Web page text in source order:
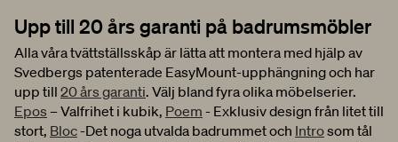
Upp till 20 års garanti på badrumsmöbler
Alla våra tvättställsskåp är lätta att montera med hjälp av
Svedbergs patenterade EasyMount-upphängning och har
upp till 20 års garanti. Välj bland fyra olika möbelserier.
Epos – Valfrihet i kubik, Poem - Exklusiv design från litet till
stort, Bloc-Det noga utvalda badrummet och Introsom tål